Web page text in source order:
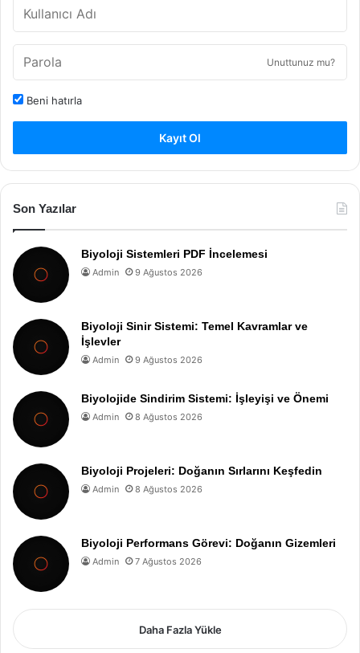
Unuttunuz mu?
Beni hatırla
Kayıt Ol
Son Yazılar
Biyoloji Sistemleri PDF İncelemesi
Admin 9 Ağustos 2026
Biyoloji Sinir Sistemi: Temel Kavramlar ve
İşlevler
Admin 9 Ağustos 2026
Biyolojide Sindirim Sistemi: İşleyişi ve Önemi
Admin 8 Ağustos 2026
Biyoloji Projeleri: Doğanın Sırlarını Keşfedin
Admin 8 Ağustos 2026
Biyoloji Performans Görevi: Doğanın Gizemleri
Admin 7 Ağustos 2026
Daha Fazla Yükle